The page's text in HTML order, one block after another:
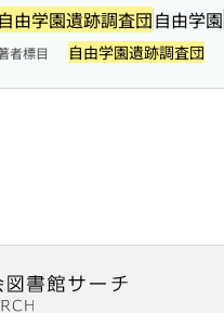
自由学園遺跡調査団自由学園
者標目 自由学園遺跡調査団